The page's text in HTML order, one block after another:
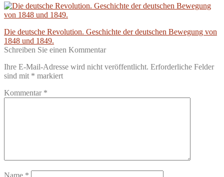
Beitragsnavigation
Vorheriger
Beitrag:
Die deutsche Revolution. Geschichte der deutschen Bewegung von
1848 und 1849.
Schreiben Sie einen Kommentar
Ihre E-Mail-Adresse wird nicht veröffentlicht. Erforderliche Felder
sind mit * markiert
Kommentar *
Name *